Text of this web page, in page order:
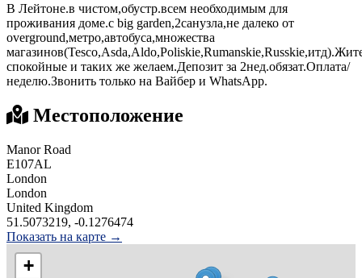
В Лейтоне.в чистом,обустр.всем необходимым для
проживания доме.с big garden,2санузла,не далеко от
overground,метро,автобуса,множества
спокойные и таких же желаем.Депозит за 2нед.обязат.Оплата/
неделю.Звонить только на Вайбер и WhatsApp.
Местоположение
Manor Road
E107AL
London
London
United Kingdom
51.5073219, -0.1276474
Показать на карте →
+